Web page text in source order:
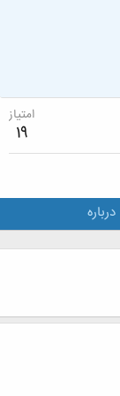
امتیاز
19
درباره